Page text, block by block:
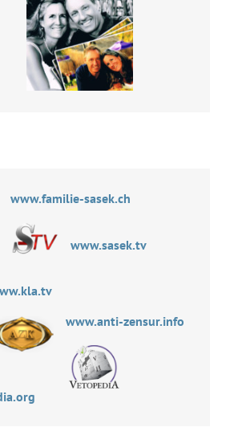
www.familie-sasek.ch
www.sasek.tv
www.anti-zensur.info